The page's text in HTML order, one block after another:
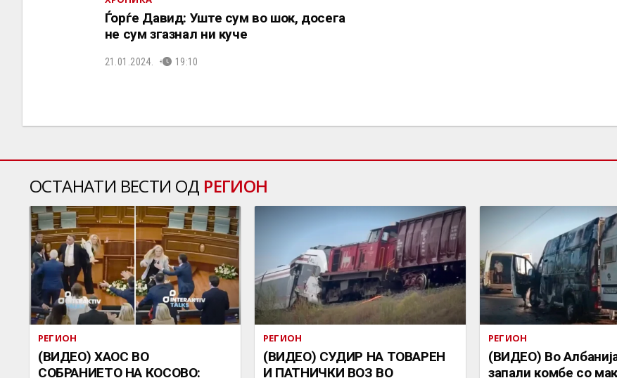
Ѓорѓе Давид: Уште сум во шок, досега
не сум згазнал ни куче
21.01.2024. 19:10
ОСТАНАТИ ВЕСТИ ОД РЕГИОН
РЕГИОН
(ВИДЕО) ХАОС ВО
СОБРАНИЕТО НА КОСОВО:
РЕГИОН
(ВИДЕО) СУДИР НА ТОВАРЕН
И ПАТНИЧКИ ВОЗ ВО
РЕГИОН
(ВИДЕО) Во
запали комбе со